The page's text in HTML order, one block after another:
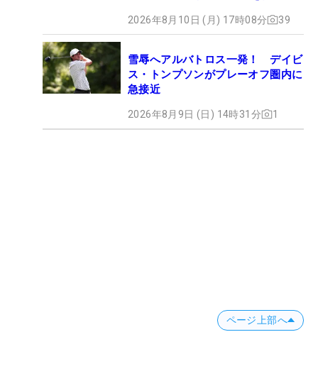
2026年8月10日 (月) 17時08分 39
雪辱へアルバトロス一発！ デイビ
ス・トンプソンがプレーオフ圏内に
急接近
2026年8月9日 (日) 14時31分 1
ページ上部へ